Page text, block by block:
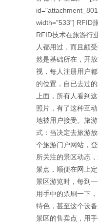
width="533"] RFID
RFID技术在旅游行
人都用过，而且颇
然是基础所在，开
视，每人注册用户
的位置，自已去过
上面，所有人看到
照片，有了这种互
地被用户接受。旅
式：当决定去旅游
个旅游门户网站，
所关注的景区动态
景点，顺便在网上
景区游览时，每到
用手中的票刷一下
特色，甚至这个设
景区的售卖点，用